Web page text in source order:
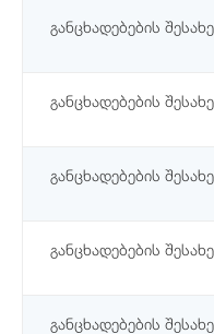
განცხადებების
განცხადებების
განცხადებების
განცხადებების
განცხადებების